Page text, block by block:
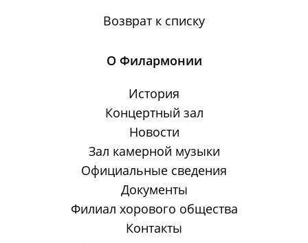
Возврат к списку
О Филармонии
История
Концертный зал
Новости
Зал камерной музыки
Официальные сведения
Документы
Филиал хорового общества
Контакты